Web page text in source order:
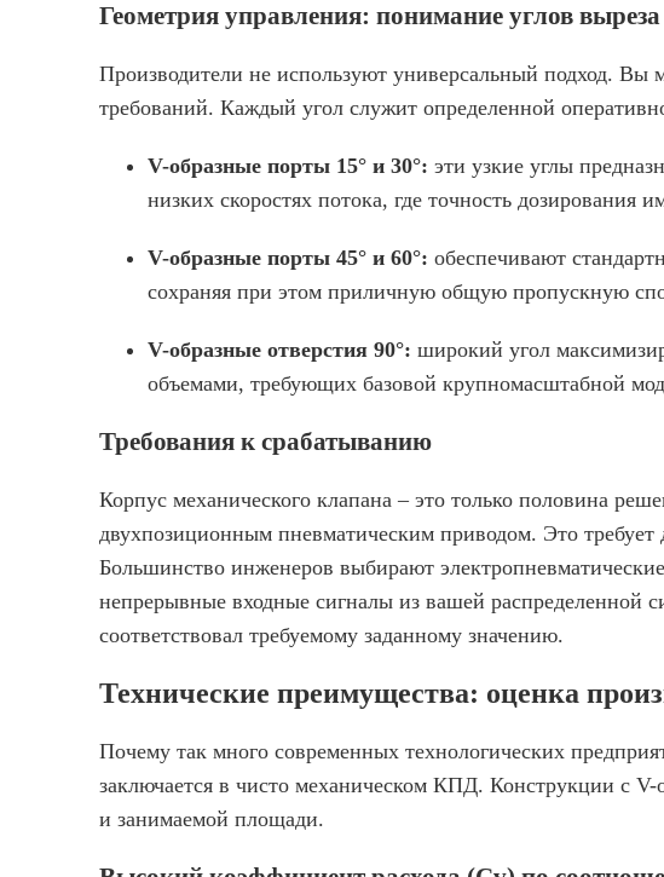
Геометрия управления: понимание углов выреза
Производители не используют универсальный подход. Вы
требований. Каждый угол служит определенной
V-образные порты 15° и 30°: эти узкие углы
низких скоростях потока, где точность дозирования
V-образные порты 45° и 60°: обеспечивают
сохраняя при этом приличную общую пропускную
V-образные отверстия 90°: широкий угол
объемами, требующих базовой крупномасштабной
Требования к срабатыванию
Корпус механического клапана – это только половина
двухпозиционным пневматическим приводом. Это
Большинство инженеров выбирают
непрерывные входные сигналы из вашей распределенной
соответствовал требуемому заданному значению.
Технические преимущества: оценка
Почему так много современных технологических
заключается в чисто механическом КПД. Конструкции с V-
и занимаемой площади.